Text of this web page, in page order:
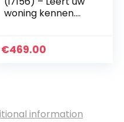
woning kennen.
€469.00
information